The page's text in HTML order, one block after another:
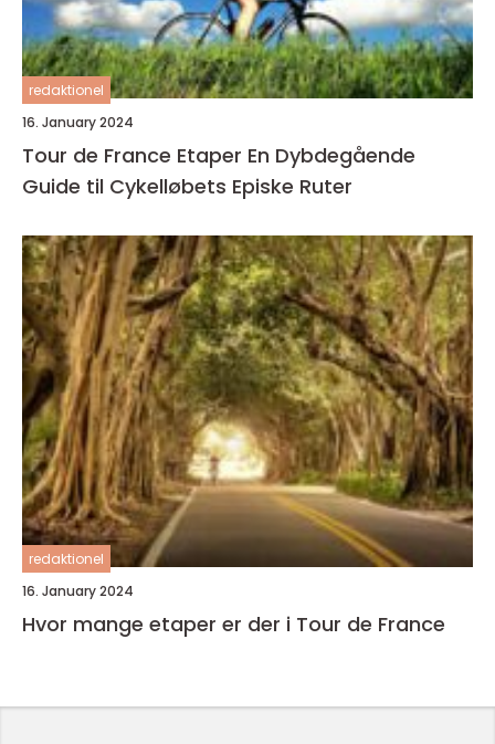
redaktionel
16. January 2024
Tour de France Etaper En Dybdegående
Guide til Cykelløbets Episke Ruter
redaktionel
16. January 2024
Hvor mange etaper er der i Tour de France